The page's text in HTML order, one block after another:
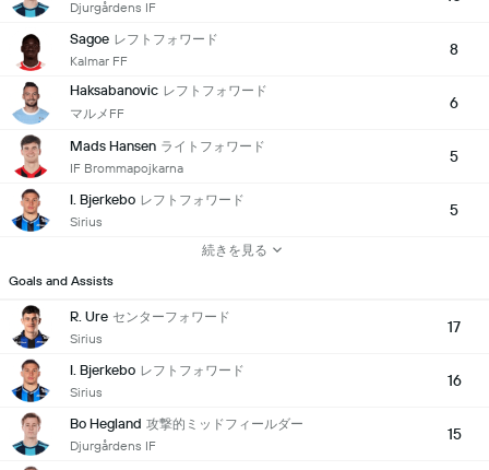
Djurgårdens IF
Sagoe レフトフォワード
Kalmar FF
8
Haksabanovic レフトフォワード
マルメFF
6
Mads Hansen ライトフォワード
IF Brommapojkarna
5
I. Bjerkebo レフトフォワード
Sirius
5
続きを見る
Goals and Assists
R. Ure センターフォワード
Sirius
17
I. Bjerkebo レフトフォワード
Sirius
16
Bo Hegland 攻撃的ミッドフィールダー
Djurgårdens IF
15